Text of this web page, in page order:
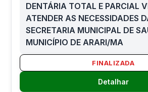
DENTÁRIA TOTAL E PARCIAL
ATENDER AS NECESSIDADES
SECRETARIA MUNICIPAL DE
MUNICÍPIO DE ARARI/МА
FINALIZADA
Detalhar